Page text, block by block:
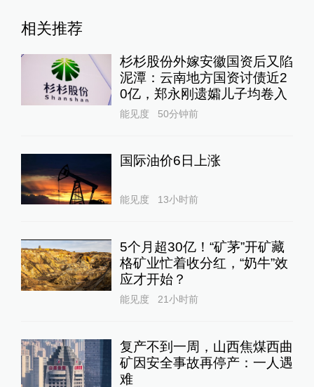
相关推荐
杉杉股份外嫁安徽国资后又陷
泥潭：云南地方国资讨债近2
0亿，郑永刚遗孀儿子均卷入
能见度 50分钟前
国际油价6日上涨
能见度 13小时前
5个月超30亿！“矿茅”开矿藏
格矿业忙着收分红，“奶牛”效
应才开始？
能见度 21小时前
复产不到一周，山西焦煤西曲
矿因安全事故再停产：一人遇
难